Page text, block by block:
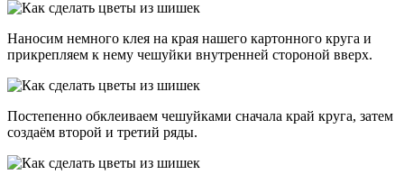
Наносим немного клея на края нашего картонного круга и
прикрепляем к нему чешуйки внутренней стороной вверх.
Постепенно обклеиваем чешуйками сначала край круга, затем
создаём второй и третий ряды.